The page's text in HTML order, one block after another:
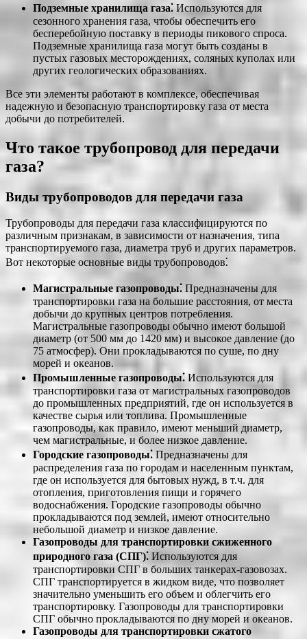
Подземные хранилища газа⁚ Используются для
сезонного хранения газа, чтобы обеспечить его
бесперебойную поставку в периоды пикового спроса.
Подземные хранилища газа могут быть созданы в
пустых газовых месторождениях, соляных куполах или
других геологических образованиях.
Все эти элементы работают в комплексе, обеспечивая
надежную и безопасную транспортировку газа от места
добычи до потребителей.
Что такое трубопровод для передачи
газа?
Виды трубопроводов для передачи газа
Трубопроводы для передачи газа классифицируются по
различным признакам, в зависимости от назначения, типа
транспортируемого газа, диаметра труб и других параметров.
Вот некоторые основные виды трубопроводов⁚
Магистральные газопроводы⁚ Предназначены для
транспортировки газа на большие расстояния, от места
добычи до крупных центров потребления.
Магистральные газопроводы обычно имеют большой
диаметр (от 500 мм до 1420 мм) и высокое давление (до
75 атмосфер). Они прокладываются по суше, по дну
морей и океанов.
Промышленные газопроводы⁚Используются для
транспортировки газа от магистральных газопроводов
до промышленных предприятий, где он используется в
качестве сырья или топлива. Промышленные
газопроводы, как правило, имеют меньший диаметр,
чем магистральные, и более низкое давление.
Городские газопроводы⁚ Предназначены для
распределения газа по городам и населенным пунктам,
где он используется для бытовых нужд, в т.ч. для
отопления, приготовления пищи и горячего
водоснабжения. Городские газопроводы обычно
прокладываются под землей, имеют относительно
небольшой диаметр и низкое давление.
Газопроводы для транспортировки сжиженного
природного газа (СПГ)⁚ Используются для
транспортировки СПГ в больших танкерах-газовозах.
СПГ транспортируется в жидком виде, что позволяет
значительно уменьшить его объем и облегчить его
транспортировку. Газопроводы для транспортировки
СПГ обычно прокладываются по дну морей и океанов.
Газопроводы для транспортировки сжатого